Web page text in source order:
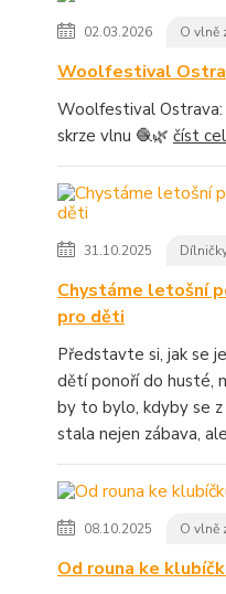
02.03.2026 O vlně
Woolfestival
Woolfestival
skrze vlnu 🧶🌿 číst
31.10.2025
Chystáme letošní
pro děti
Představte si, jak se
dětí ponoří do husté,
by to bylo, kdyby se
stala nejen zábava,
08.10.2025 O vlně
Od rouna ke